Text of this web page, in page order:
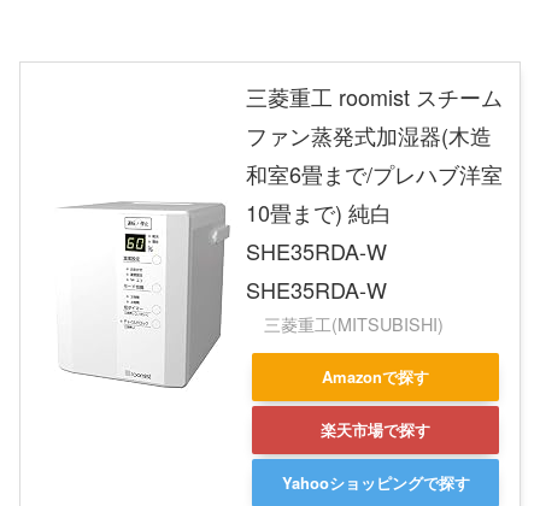
三菱重工 roomist スチーム
ファン蒸発式加湿器(木造
和室6畳まで/プレハブ洋室
10畳まで) 純白
SHE35RDA-W
SHE35RDA-W
三菱重工(MITSUBISHI)
Amazonで探す
楽天市場で探す
Yahooショッピングで探す